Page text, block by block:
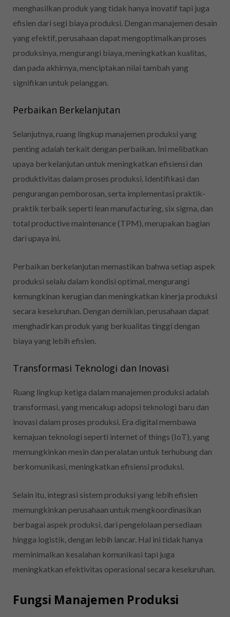
menghasilkan produk yang tidak hanya inovatif tapi juga
efisien dari segi biaya produksi. Dengan manajemen desain
yang efektif, perusahaan dapat mengoptimalkan proses
produksinya, mengurangi biaya, meningkatkan kualitas,
dan pada akhirnya, menciptakan nilai tambah yang
signifikan untuk pelanggan.
Perbaikan Berkelanjutan
Selanjutnya, ruang lingkup manajemen produksi yang
penting adalah terkait dengan perbaikan. Ini melibatkan
upaya berkelanjutan untuk meningkatkan efisiensi dan
produktivitas dalam proses produksi. Identifikasi dan
pengurangan pemborosan, serta implementasi praktik-
praktik terbaik seperti lean manufacturing, six sigma, dan
total productive maintenance (TPM), merupakan bagian
dari upaya ini.
Perbaikan berkelanjutan memastikan bahwa setiap aspek
produksi selalu dalam kondisi optimal, mengurangi
kemungkinan kerugian dan meningkatkan kinerja produksi
secara keseluruhan. Dengan demikian, perusahaan dapat
menghadirkan produk yang berkualitas tinggi dengan
biaya yang lebih efisien.
Transformasi Teknologi dan Inovasi
Ruang lingkup ketiga dalam manajemen produksi adalah
transformasi, yang mencakup adopsi teknologi baru dan
inovasi dalam proses produksi. Era digital membawa
kemajuan teknologi seperti internet of things (IoT), yang
memungkinkan mesin dan peralatan untuk terhubung dan
berkomunikasi, meningkatkan efisiensi produksi.
Selain itu, integrasi sistem produksi yang lebih efisien
memungkinkan perusahaan untuk mengkoordinasikan
berbagai aspek produksi, dari pengelolaan persediaan
hingga logistik, dengan lebih lancar. Hal ini tidak hanya
meminimalkan kesalahan komunikasi tapi juga
meningkatkan efektivitas operasional secara keseluruhan.
Fungsi Manajemen Produksi